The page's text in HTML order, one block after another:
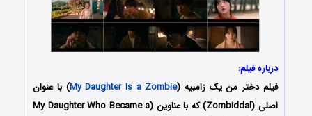
درباره فیلم:
فیلم دختر من یک زامبیه (My Daughter Is a Zombie) با عنوان
اصلی (Zombiddal) که با عناوین (My Daughter Who Became a